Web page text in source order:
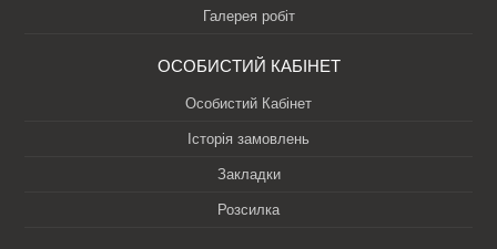
Галерея робіт
ОСОБИСТИЙ КАБІНЕТ
Особистий Кабінет
Історія замовлень
Закладки
Розсилка